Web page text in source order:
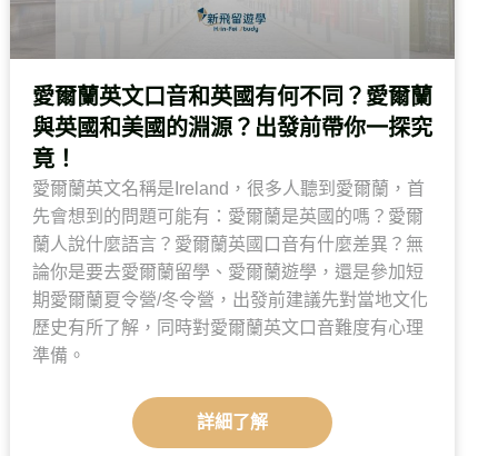
愛爾蘭英文口音和英國有何不同？愛爾蘭
與英國和美國的淵源？出發前帶你一探究
竟！
愛爾蘭英文名稱是Ireland，很多人聽到愛爾蘭，首
先會想到的問題可能有：愛爾蘭是英國的嗎？愛爾
蘭人說什麼語言？愛爾蘭英國口音有什麼差異？無
論你是要去愛爾蘭留學、愛爾蘭遊學，還是參加短
期愛爾蘭夏令營/冬令營，出發前建議先對當地文化
歷史有所了解，同時對愛爾蘭英文口音難度有心理
準備。
詳細了解